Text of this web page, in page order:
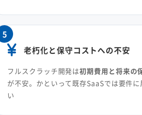
5
老朽化と保守コストへの不安
フルスクラッチ開発は初期費用と将来の
が不安。かといって既存SaaSでは要件に
い